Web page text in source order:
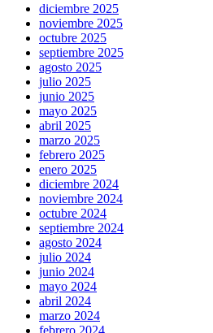
diciembre 2025
noviembre 2025
octubre 2025
septiembre 2025
agosto 2025
julio 2025
junio 2025
mayo 2025
abril 2025
marzo 2025
febrero 2025
enero 2025
diciembre 2024
noviembre 2024
octubre 2024
septiembre 2024
agosto 2024
julio 2024
junio 2024
mayo 2024
abril 2024
marzo 2024
febrero 2024